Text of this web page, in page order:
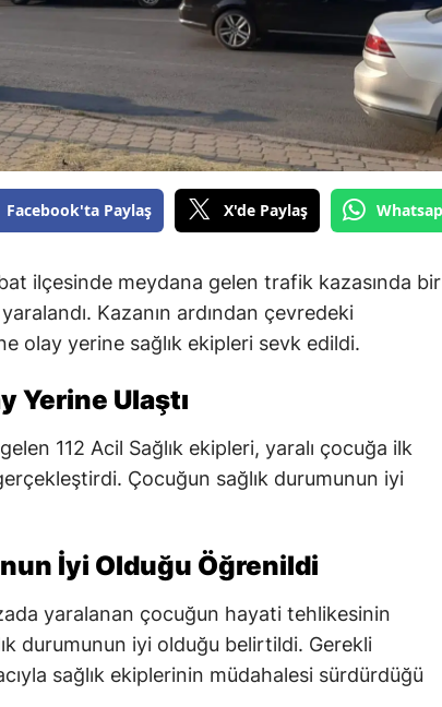
Facebook'ta Paylaş X'de Paylaş
ilçesinde meydana gelen trafik kazasında bir
Kazanın ardından çevredeki
olay yerine sağlık ekipleri sevk edildi.
Yerine Ulaştı
112 Acil Sağlık ekipleri, yaralı çocuğa ilk
Çocuğun sağlık durumunun iyi
İyi Olduğu Öğrenildi
yaralanan çocuğun hayati tehlikesinin
durumunun iyi olduğu belirtildi. Gerekli
sağlık ekiplerinin müdahalesi sürdürdüğü